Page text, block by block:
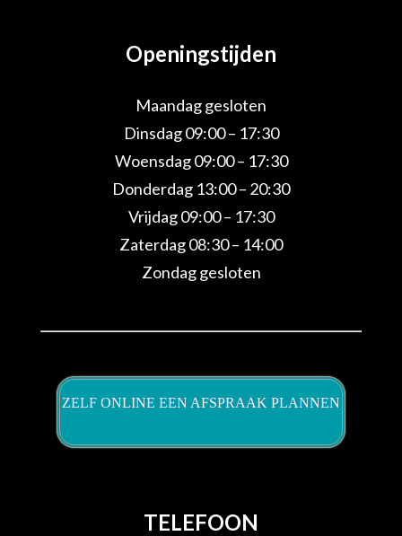
Openingstijden
Maandag gesloten
Dinsdag 09:00 – 17:30
Woensdag 09:00 – 17:30
Donderdag 13:00 – 20:30
Vrijdag 09:00 – 17:30
Zaterdag 08:30 – 14:00
Zondag gesloten
ZELF ONLINE EEN AFSPRAAK PLANNEN
TELEFOON